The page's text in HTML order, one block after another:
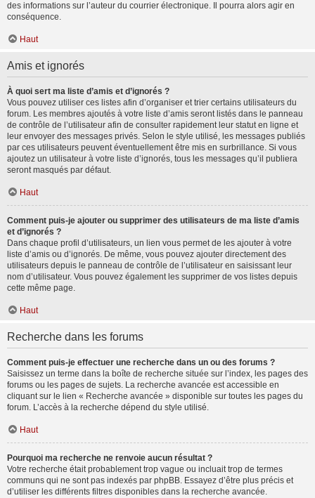
des informations sur l’auteur du courrier électronique. Il pourra alors agir en
conséquence.
Haut
Amis et ignorés
À quoi sert ma liste d’amis et d’ignorés ?
Vous pouvez utiliser ces listes afin d’organiser et trier certains utilisateurs du
forum. Les membres ajoutés à votre liste d’amis seront listés dans le panneau
de contrôle de l’utilisateur afin de consulter rapidement leur statut en ligne et
leur envoyer des messages privés. Selon le style utilisé, les messages publiés
par ces utilisateurs peuvent éventuellement être mis en surbrillance. Si vous
ajoutez un utilisateur à votre liste d’ignorés, tous les messages qu’il publiera
seront masqués par défaut.
Haut
Comment puis-je ajouter ou supprimer des utilisateurs de ma liste d’amis
et d’ignorés ?
Dans chaque profil d’utilisateurs, un lien vous permet de les ajouter à votre
liste d’amis ou d’ignorés. De même, vous pouvez ajouter directement des
utilisateurs depuis le panneau de contrôle de l’utilisateur en saisissant leur
nom d’utilisateur. Vous pouvez également les supprimer de vos listes depuis
cette même page.
Haut
Recherche dans les forums
Comment puis-je effectuer une recherche dans un ou des forums ?
Saisissez un terme dans la boîte de recherche située sur l’index, les pages des
forums ou les pages de sujets. La recherche avancée est accessible en
cliquant sur le lien « Recherche avancée » disponible sur toutes les pages du
forum. L’accès à la recherche dépend du style utilisé.
Haut
Pourquoi ma recherche ne renvoie aucun résultat ?
Votre recherche était probablement trop vague ou incluait trop de termes
communs qui ne sont pas indexés par phpBB. Essayez d’être plus précis et
d’utiliser les différents filtres disponibles dans la recherche avancée.